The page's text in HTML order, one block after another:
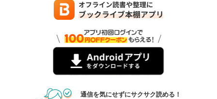
通信を気にせずにサクサク読める！